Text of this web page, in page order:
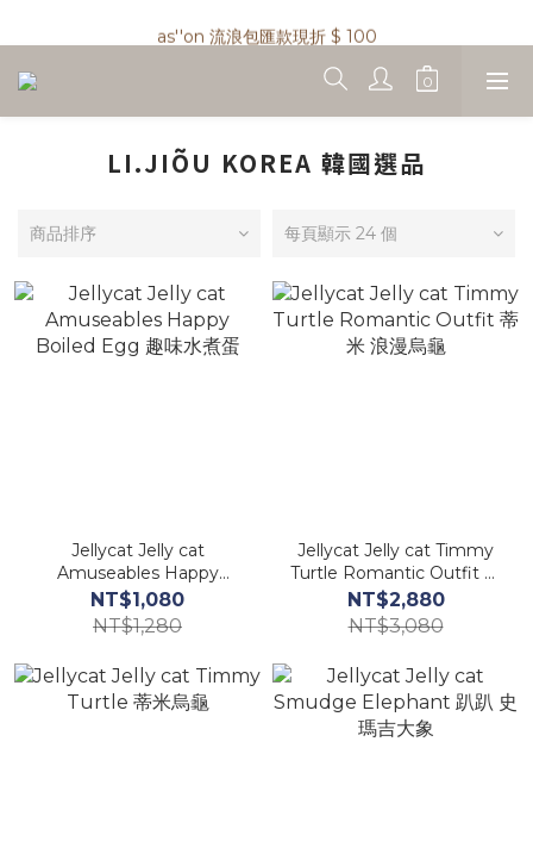
as''on 流浪包兩件免運 !
as''on 流浪包匯款現折 $ 100
精品類商品私訊小編 !
as''on 流浪包兩件免運 !
LI.JIÕU KOREA 韓國選品
商品排序 每頁顯示 24 個
Jellycat Jelly cat
Amuseables Happy
Boiled Egg 趣味水煮蛋
NT$1,080
NT$1,280
Jellycat Jelly cat Timmy
Turtle Romantic Outfit 蒂
米 浪漫烏龜
NT$2,880
NT$3,080